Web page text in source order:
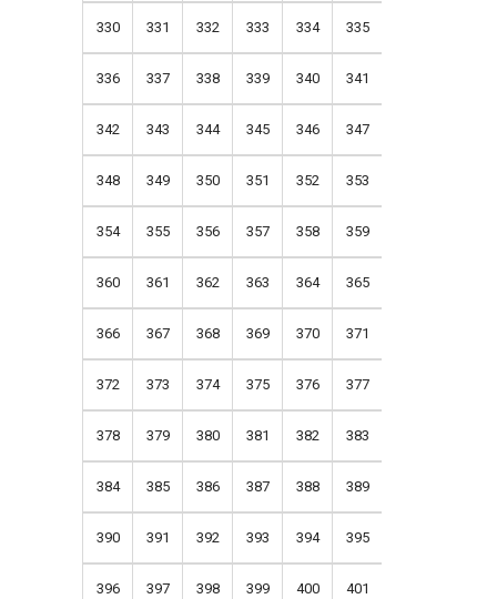
330 331 332 333 334 335
336 337 338 339 340 341
342 343 344 345 346 347
348 349 350 351 352 353
354 355 356 357 358 359
360 361 362 363 364 365
366 367 368 369 370 371
372 373 374 375 376 377
378 379 380 381 382 383
384 385 386 387 388 389
390 391 392 393 394 395
396 397 398 399 400 401